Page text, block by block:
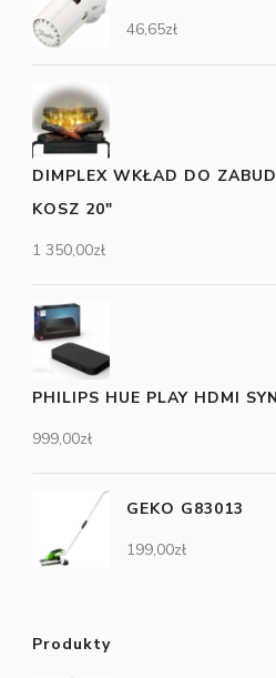
46,65zł
DIMPLEX WKŁAD DO
KOSZ 20"
1 350,00zł
PHILIPS HUE PLAY HDMI
999,00zł
GEKO G83013
199,00zł
Produkty